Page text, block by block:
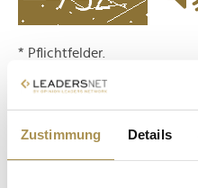
Zustimmung Details
* Pflichtfelder.